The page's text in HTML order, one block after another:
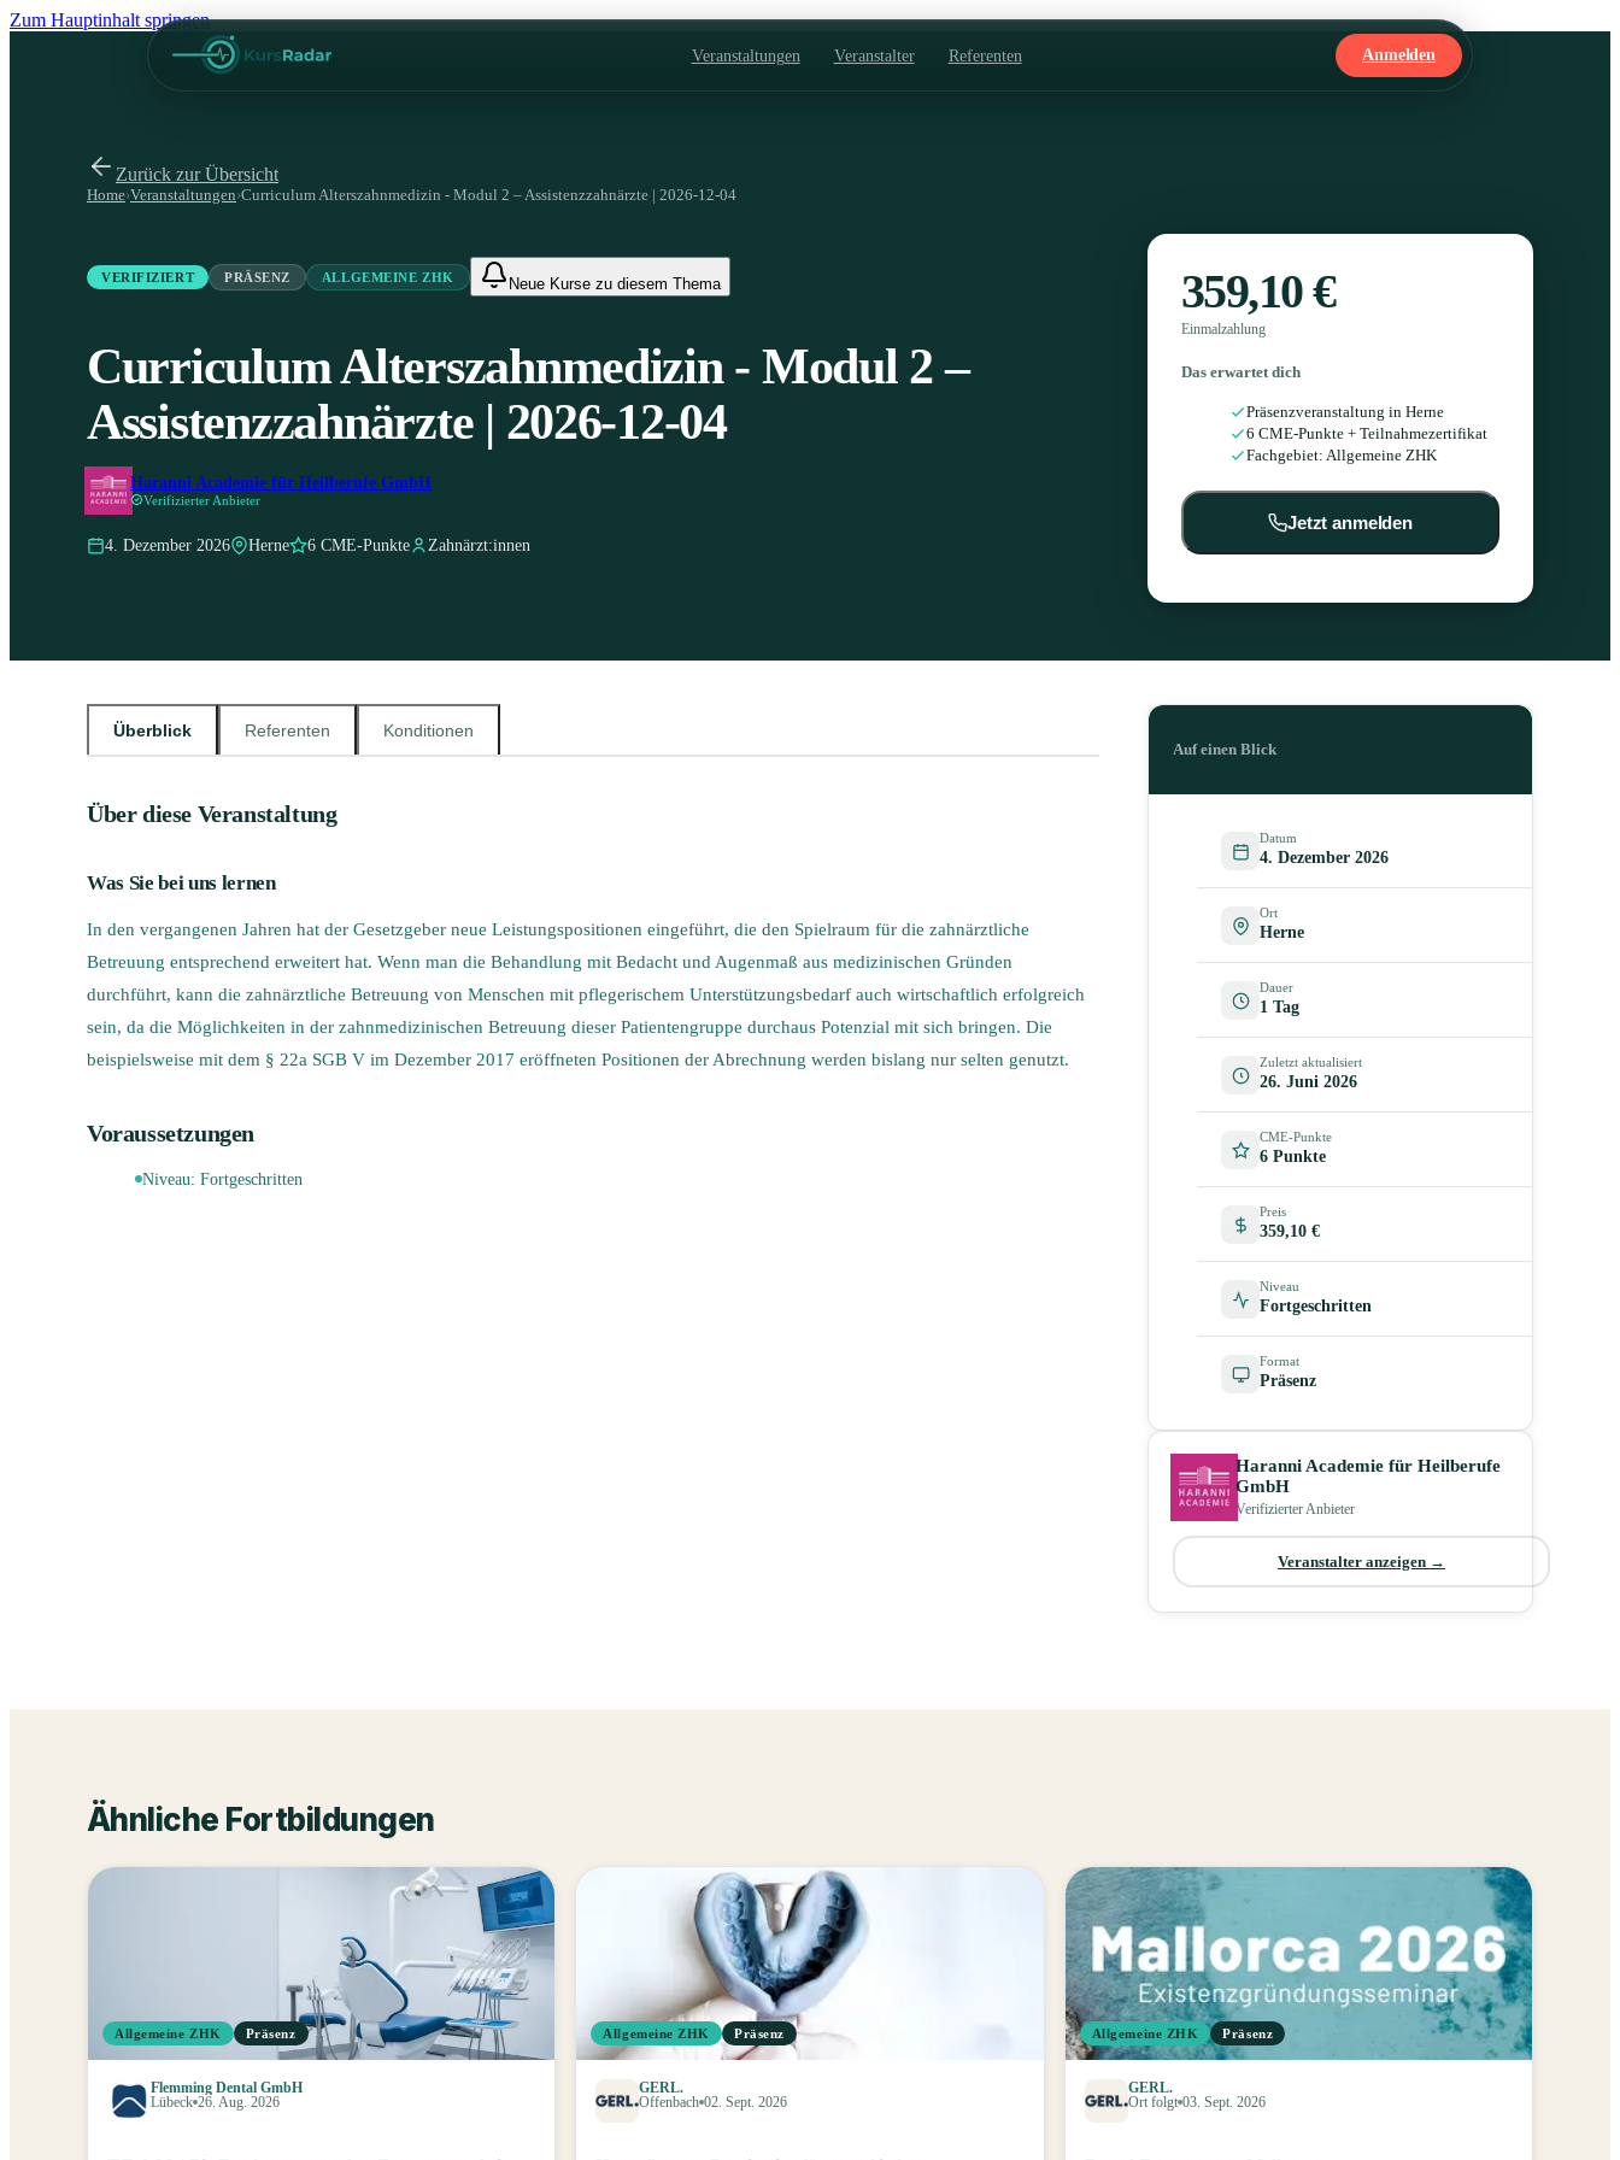
Zum Hauptinhalt springen
Veranstaltungen Veranstalter Referenten Anmelden
Zurück zur Übersicht
Home›Veranstaltungen›Curriculum Alterszahnmedizin - Modul 2 – Assistenzzahnärzte | 2026-12-04
VERIFIZIERT PRÄSENZ ALLGEMEINE ZHK Neue Kurse zu diesem Thema
Curriculum Alterszahnmedizin - Modul 2 –
Assistenzzahnärzte | 2026-12-04
Haranni Academie für Heilberufe GmbH
Verifizierter Anbieter
4. Dezember 2026 Herne 6 CME-Punkte Zahnärzt:innen
359,10 €
Einmalzahlung
Das erwartet dich
Präsenzveranstaltung in Herne
6 CME-Punkte + Teilnahmezertifikat
Fachgebiet: Allgemeine ZHK
Jetzt anmelden
Überblick Referenten Konditionen
Über diese Veranstaltung
Was Sie bei uns lernen
In den vergangenen Jahren hat der Gesetzgeber neue Leistungspositionen eingeführt, die den Spielraum für die zahnärztliche
Betreuung entsprechend erweitert hat. Wenn man die Behandlung mit Bedacht und Augenmaß aus medizinischen Gründen
durchführt, kann die zahnärztliche Betreuung von Menschen mit pflegerischem Unterstützungsbedarf auch wirtschaftlich erfolgreich
sein, da die Möglichkeiten in der zahnmedizinischen Betreuung dieser Patientengruppe durchaus Potenzial mit sich bringen. Die
beispielsweise mit dem § 22a SGB V im Dezember 2017 eröffneten Positionen der Abrechnung werden bislang nur selten genutzt.
Voraussetzungen
Niveau: Fortgeschritten
Auf einen Blick
Datum
4. Dezember 2026
Ort
Herne
Dauer
1 Tag
Zuletzt aktualisiert
26. Juni 2026
CME-Punkte
6 Punkte
Preis
359,10 €
Niveau
Fortgeschritten
Format
Präsenz
Haranni Academie für Heilberufe
GmbH
Verifizierter Anbieter
Veranstalter anzeigen →
Ähnliche Fortbildungen
Allgemeine ZHK Präsenz
Flemming Dental GmbH
Lübeck 26. Aug. 2026
Allgemeine ZHK Präsenz
GERL.
Offenbach 02. Sept. 2026
Allgemeine ZHK Präsenz
GERL.
Ort folgt 03. Sept. 2026